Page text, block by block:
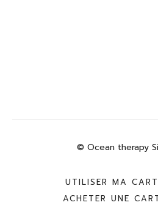
© Ocean therapy
UTILISER MA
ACHETER UNE